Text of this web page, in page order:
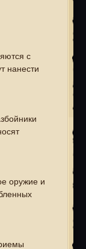
с
нанести
оружие и